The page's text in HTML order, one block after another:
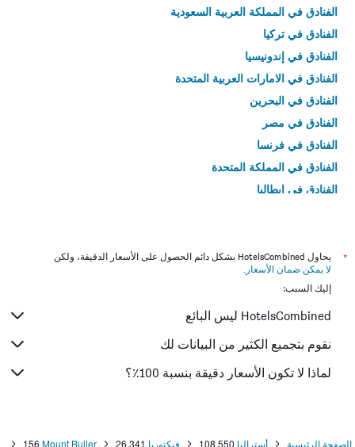
الفنادق في المملكة العربية السعودية
الفنادق في تركيا
الفنادق في إندونيسيا
الفنادق في الامارات العربية المتحدة
الفنادق في البحرين
الفنادق في مصر
الفنادق في فرنسا
الفنادق في المملكة المتحدة
الفنادق في إيطاليا
*
يحاول HotelsCombined بشكل دائم الحصول على الأسعار الدقيقة، ولكن
لا يمكن ضمان الأسعار .
إليك السبب:
HotelsCombined ليس البائع
نقوم بتجميع الكثير من البيانات لك
لماذا لا تكون الأسعار دقيقة بنسبة 100٪؟
الصفحة الرئيسية أستراليا 108,550 فيكتوريا 26,341
Mount Buller
156